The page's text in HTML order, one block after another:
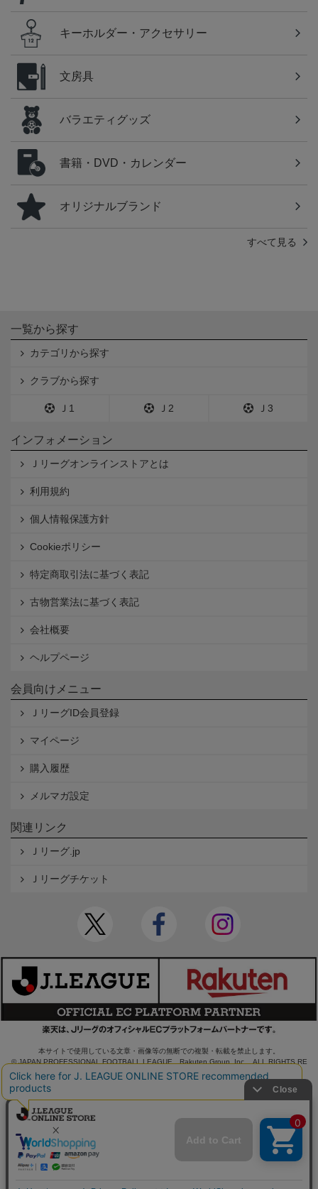
キーホルダー・アクセサリー
文房具
バラエティグッズ
書籍・DVD・カレンダー
オリジナルブランド
すべて見る
一覧から探す
カテゴリから探す
クラブから探す
Ｊ1 Ｊ2 Ｊ3
インフォメーション
Ｊリーグオンラインストアとは
利用規約
個人情報保護方針
Cookieポリシー
特定商取引法に基づく表記
古物営業法に基づく表記
会社概要
ヘルプページ
会員向けメニュー
ＪリーグID会員登録
マイページ
購入履歴
メルマガ設定
関連リンク
Ｊリーグ.jp
Ｊリーグチケット
本サイトで使用している文章・画像等の無断での複製・転載を禁止します。
© JAPAN PROFESSIONAL FOOTBALL LEAGUE Rakuten Group, Inc. ALL RIGHTS RE
SERVED.